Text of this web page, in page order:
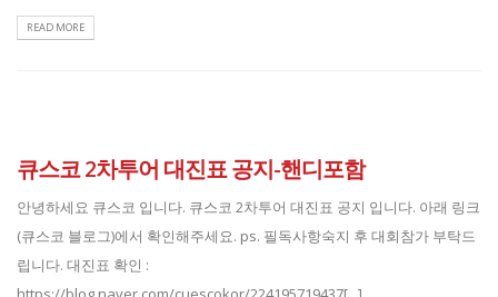
READ MORE
큐스코 2차투어 대진표 공지-핸디포함
안녕하세요 큐스코 입니다. 큐스코 2차투어 대진표 공지 입니다. 아래 링크
(큐스코 블로그)에서 확인해주세요. ps. 필독사항숙지 후 대회참가 부탁드
립니다. 대진표 확인 :